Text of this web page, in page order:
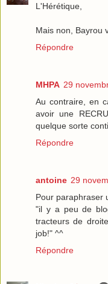
L'Hérétique,
Mais non, Bayrou
Répondre
MHPA 29
Au contraire, en
avoir une
quelque sorte
Répondre
antoine 29
Pour paraphraser
"il y a peu de
tracteurs de
job!" ^^
Répondre